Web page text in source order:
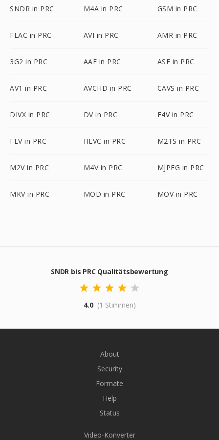
SNDR in PRC M4A in PRC GSM in PRC
FLAC in PRC AVI in PRC AMR in PRC
3G2 in PRC AAF in PRC ASF in PRC
AV1 in PRC AVCHD in PRC CAVS in PRC
DIVX in PRC DV in PRC F4V in PRC
FLV in PRC HEVC in PRC M2TS in PRC
M2V in PRC M4V in PRC MJPEG in PRC
MKV in PRC MOD in PRC MOV in PRC
SNDR bis PRC Qualitätsbewertung
4.0 (1 Stimmen)
About
Security
Formate
Help
Status
Video-Konverter